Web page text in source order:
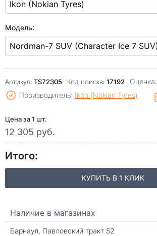
Модель:
Артикул: TS72305 Код поиска: 17192 Оценка:
Производитель: Ikon (Nokian Tyres)
Цена за 1 шт.
12 305 руб.
Итого:
КУПИТЬ В 1 КЛИК
Наличие в магазинах
Барнаул, Павловский тракт 52